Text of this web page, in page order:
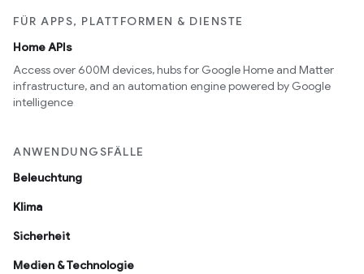
FÜR APPS, PLATTFORMEN & DIENSTE
Home APIs
Access over 600M devices, hubs for Google Home and Matter
infrastructure, and an automation engine powered by Google
intelligence
ANWENDUNGSFÄLLE
Beleuchtung
Klima
Sicherheit
Medien & Technologie